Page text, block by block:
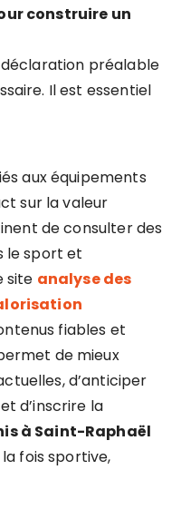
construire un
préalable
Il est essentiel
aux équipements
sur la valeur
de consulter des
le sport et
site analyse des
fiables et
de mieux
d’anticiper
d’inscrire la
à Saint-Raphaël
fois sportive,